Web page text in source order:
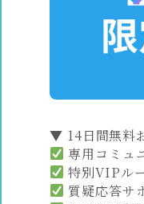
▼ 14日間無料
専用コミュ
特別VIPル
質疑応答サ